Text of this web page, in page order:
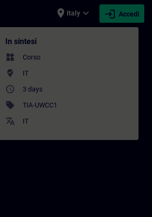
place Italy expand_more login Accedi
- Sviluppo professionale |
In sintesi
widgets Corso
where_to_vote IT
access_time 3 days
sell TIA-UWCC1
translate IT